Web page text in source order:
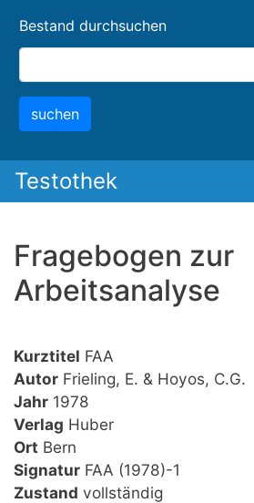
content
Bestand durchsuchen
suchen
Testothek
Fragebogen zur
Arbeitsanalyse
Kurztitel FAA
Autor Frieling, E. & Hoyos, C.G.
Jahr 1978
Verlag Huber
Ort Bern
Signatur FAA (1978)-1
Zustand vollständig